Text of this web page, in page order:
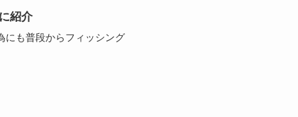
紹介
にも普段からフィッシング